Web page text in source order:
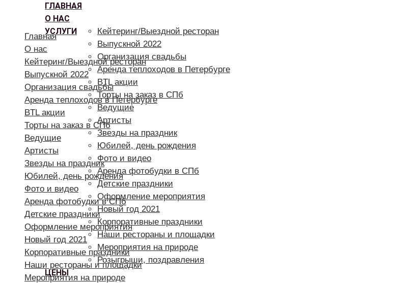
ГЛАВНАЯ
О НАС
УСЛУГИ
Кейтеринг/Выездной ресторан
Выпускной 2022
Организация свадьбы
Аренда теплоходов в Петербурге
BTL акции
Торты на заказ в СПб
Ведущие
Артисты
Звезды на праздник
Юбилей, день рождения
Фото и видео
Аренда фотобудки в СПб
Детские праздники
Оформление мероприятия
Новый год 2021
Корпоративные праздники
Наши рестораны и площадки
Мероприятия на природе
Розыгрыши, поздравления
ЦЕНЫ
Главная
О нас
Кейтеринг/Выездной ресторан
Выпускной 2022
Организация свадьбы
Аренда теплоходов в Петербурге
BTL акции
Торты на заказ в СПб
Ведущие
Артисты
Звезды на праздник
Юбилей, день рождения
Фото и видео
Аренда фотобудки в СПб
Детские праздники
Оформление мероприятия
Новый год 2021
Корпоративные праздники
Наши рестораны и площадки
Мероприятия на природе